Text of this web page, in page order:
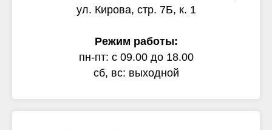
ул. Кирова, стр. 7Б, к. 1
Режим работы:
пн-пт: с 09.00 до 18.00
сб, вс: выходной